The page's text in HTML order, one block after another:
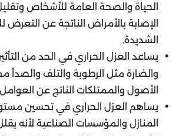
الحياة والصحة العامة للأشخاص
الإصابة بالأمراض الناتجة عن التعرض
الشديدة.
يساعد العزل الحراري في الحد من
والضارة مثل الرطوبة والتلف
الأصول والممتلكات الناتج عن
يساهم العزل الحراري في تحسين
المنازل والمؤسسات الصناعية لأنه